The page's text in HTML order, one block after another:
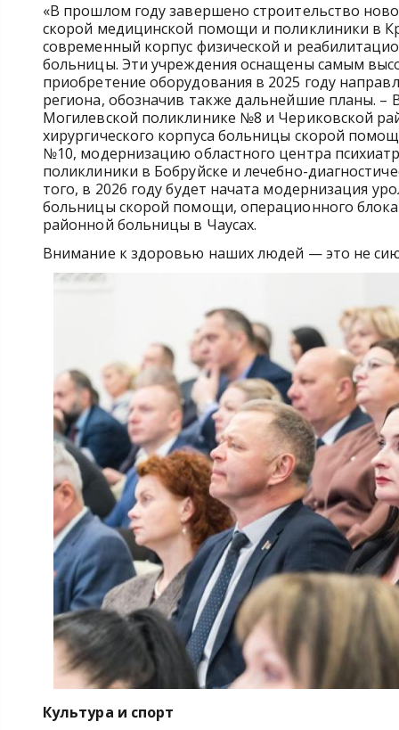
«В прошлом году завершено строительство
скорой медицинской помощи и поликлиники в
современный корпус физической и
больницы. Эти учреждения оснащены самым
приобретение оборудования в 2025 году
региона, обозначив также дальнейшие планы.
Могилевской поликлинике №8 и Чериковской
хирургического корпуса больницы скорой
№10, модернизацию областного центра
поликлиники в Бобруйске и лечебно-
того, в 2026 году будет начата модернизация
больницы скорой помощи, операционного
районной больницы в Чаусах.
Внимание к здоровью наших людей — это не
Культура и спорт